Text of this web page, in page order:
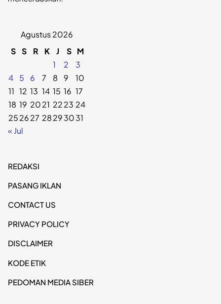
Agustus 2026
S S R K J S M
1
2
3
4
5 6 7 8 9
10
11 12 13 14 15 16 17
18 19 2021 2223 24
252627 28293031
« Jul
REDAKSI
PASANG IKLAN
CONTACT US
PRIVACY POLICY
DISCLAIMER
KODE ETIK
PEDOMAN MEDIA SIBER